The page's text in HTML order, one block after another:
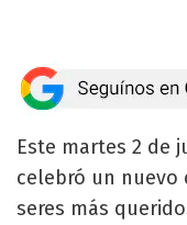
Este martes 2 de
celebró un nuevo
seres más